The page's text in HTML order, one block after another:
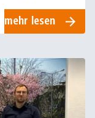
Quartier in
mehr lesen